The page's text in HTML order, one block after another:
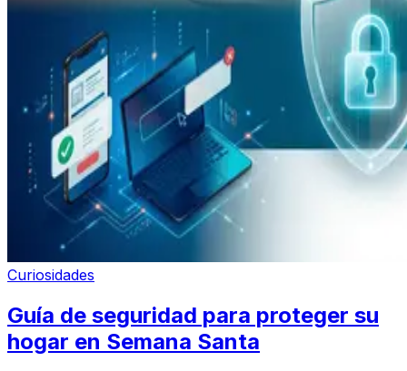
Curiosidades
Guía de seguridad para proteger su
hogar en Semana Santa